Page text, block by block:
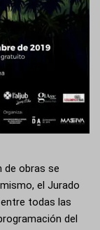
de obras se
el Jurado
todas las
del